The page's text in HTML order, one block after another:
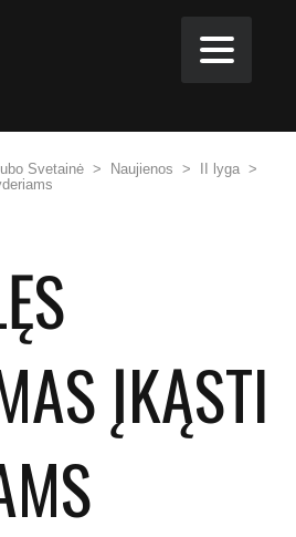
Svetainė > Naujienos > II lyga >
ĮKĄSTI